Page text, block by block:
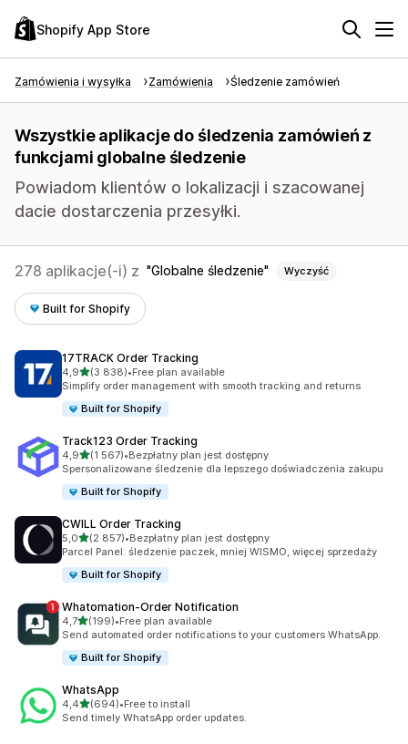
Shopify App Store
Zamówienia i wysyłka Zamówienia Śledzenie zamówień
Wszystkie aplikacje do śledzenia zamówień z
funkcjami globalne śledzenie
Powiadom klientów o lokalizacji i szacowanej
dacie dostarczenia przesyłki.
278 aplikacje(-i) z Globalne śledzenie Wyczyść
Built for Shopify
17TRACK Order Tracking
4,9na 5 gwiazdek
(3 838)
Łączna liczba recenzji: 3838
•Free plan available
Simplify order management with smooth tracking and returns
Built for Shopify
Track123 Order Tracking
4,9na 5 gwiazdek
(1 567)
Łączna liczba recenzji: 1567
•Bezpłatny plan jest dostępny
Spersonalizowane śledzenie dla lepszego doświadczenia zakupu
Built for Shopify
CWILL Order Tracking
5,0na 5 gwiazdek
(2 857)
Łączna liczba recenzji: 2857
•Bezpłatny plan jest dostępny
Parcel Panel: śledzenie paczek, mniej WISMO, więcej sprzedaży
Built for Shopify
Whatomation‑Order Notification
4,7na 5 gwiazdek
(199)
Łączna liczba recenzji: 199
•Free plan available
Send automated order notifications to your customers WhatsApp.
Built for Shopify
WhatsApp
4,4na 5 gwiazdek
(694)
Łączna liczba recenzji: 694
•Free to install
Send timely WhatsApp order updates.